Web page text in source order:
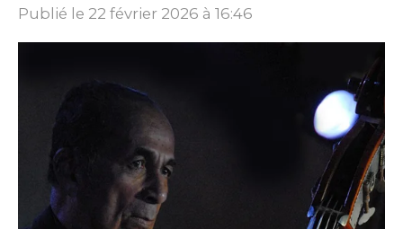
Publié le 22 février 2026 à 16:46